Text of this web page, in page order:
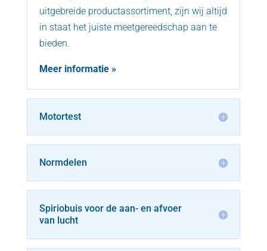
uitgebreide productassortiment, zijn wij altijd
in staat het juiste meetgereedschap aan te
bieden.
Meer informatie »
Motortest
Normdelen
Spiriobuis voor de aan- en afvoer
van lucht